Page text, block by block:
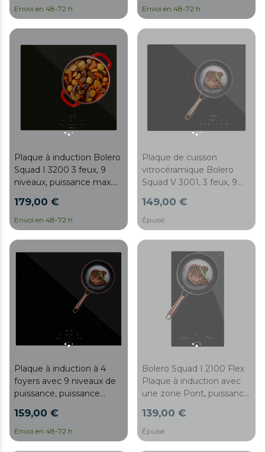
7200 W, 9 niveaux avec
verrouillage enfant, arrêt
de sécurité automatique,
aspiration de 531,1 m³/h, 3
vitesses d'aspiration avec
commande automatique
de la hotte, filtres à
commande tactile.
Envoi en 48-72 h
Envoi en 48-72 h
Plaque à induction Bolero
Squad I 3200 3 feux, 9
niveaux, puissance max.
curseur tactile.
179,00 €
Envoi en 48-72 h
Plaque de cuisson
vitrocéramique Bolero
Squad V 3001, 3 feux, 9
5700 W et commande
tactile.
149,00 €
Épuisé
Plaque à induction à 4
foyers avec 9 niveaux de
puissance, puissance
fonction Booster et
contrôle Touch Slider.
159,00 €
Envoi en 48-72 h
Bolero Squad I 2100 Flex
Plaque à induction avec
une zone Pont, puissance
niveaux, Booster,
détecteur d’ustensiles,
Stop&Go, minuterie,
139,00 €
Épuisé